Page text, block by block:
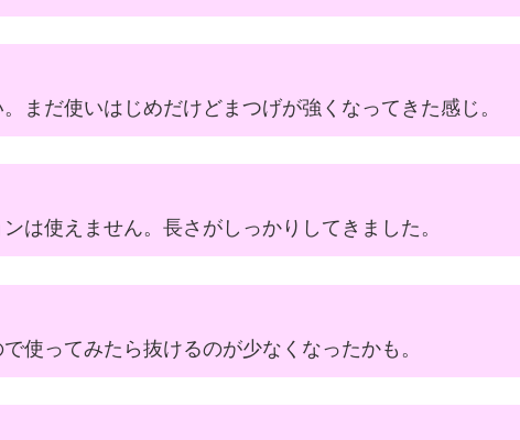
まだ使いはじめだけどまつげが強くなってきた感じ。
は使えません。長さがしっかりしてきました。
使ってみたら抜けるのが少なくなったかも。